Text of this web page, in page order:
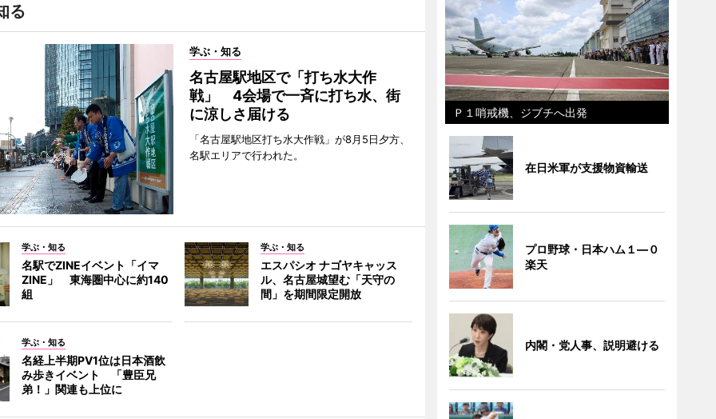
る
学ぶ・知る
名古屋駅地区で「打ち水大作
戦」 4会場で一斉に打ち水、街
に涼しさ届ける
「名古屋駅地区打ち水大作戦」が8月5日夕方、
名駅エリアで行われた。
学ぶ・知る
名駅でZINEイベント「イマ
ZINE」 東海圏中心に約140
組
学ぶ・知る
エスパシオ ナゴヤキャッス
ル、名古屋城望む「天守の
間」を期間限定開放
学ぶ・知る
名経上半期PV1位は日本酒飲
み歩きイベント 「豊臣兄
弟！」関連も上位に
Ｐ１哨戒機、ジブチへ出発
在日米軍が支援物資輸送
プロ野球・日本ハム１―０
楽天
内閣・党人事、説明避ける